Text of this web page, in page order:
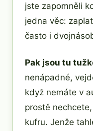
jste zapomněli
jedna věc:
často i
Pak jsou tu
nenápadné,
když nemáte v
prostě
kufru. Jenže